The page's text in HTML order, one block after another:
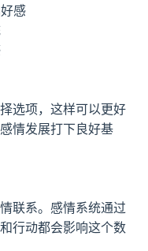
感
选项，这样可以更好
情发展打下良好基
联系。感情系统通过
行动都会影响这个数